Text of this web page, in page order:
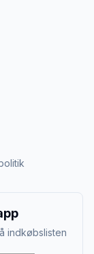
indkøbslisten